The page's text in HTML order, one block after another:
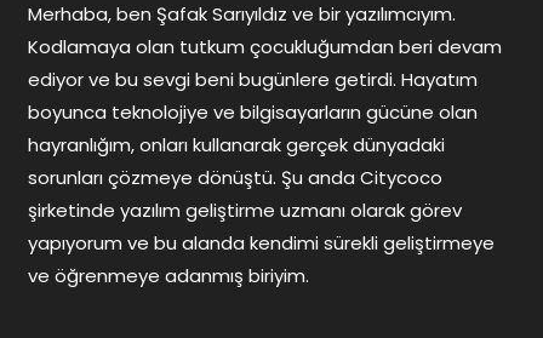
Merhaba, ben Şafak Sarıyıldız ve bir yazılımcıyım.
Kodlamaya olan tutkum çocukluğumdan beri devam
ediyor ve bu sevgi beni bugünlere getirdi. Hayatım
boyunca teknolojiye ve bilgisayarların gücüne olan
hayranlığım, onları kullanarak gerçek dünyadaki
sorunları çözmeye dönüştü. Şu anda Citycoco
şirketinde yazılım geliştirme uzmanı olarak görev
yapıyorum ve bu alanda kendimi sürekli geliştirmeye
ve öğrenmeye adanmış biriyim.